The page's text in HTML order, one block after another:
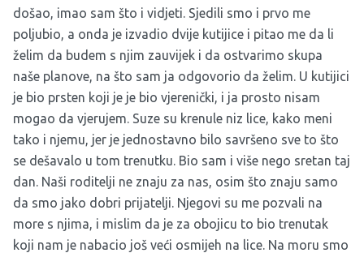
došao, imao sam što i vidjeti. Sjedili smo i prvo me
poljubio, a onda je izvadio dvije kutijice i pitao me da li
želim da budem s njim zauvijek i da ostvarimo skupa
naše planove, na što sam ja odgovorio da želim. U kutijici
je bio prsten koji je je bio vjerenički, i ja prosto nisam
mogao da vjerujem. Suze su krenule niz lice, kako meni
tako i njemu, jer je jednostavno bilo savršeno sve to što
se dešavalo u tom trenutku. Bio sam i više nego sretan taj
dan. Naši roditelji ne znaju za nas, osim što znaju samo
da smo jako dobri prijatelji. Njegovi su me pozvali na
more s njima, i mislim da je za obojicu to bio trenutak
koji nam je nabacio još veći osmijeh na lice. Na moru smo